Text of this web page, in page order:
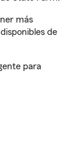
más
de
para